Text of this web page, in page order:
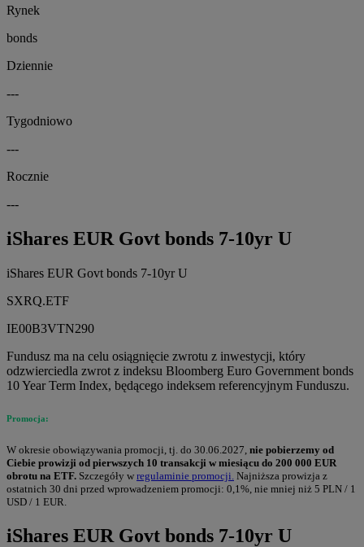
Rynek
bonds
Dziennie
---
Tygodniowo
---
Rocznie
---
iShares EUR Govt bonds 7-10yr U
iShares EUR Govt bonds 7-10yr U
SXRQ.ETF
IE00B3VTN290
Fundusz ma na celu osiągnięcie zwrotu z inwestycji, który
odzwierciedla zwrot z indeksu Bloomberg Euro Government bonds
10 Year Term Index, będącego indeksem referencyjnym Funduszu.
Promocja:
W okresie obowiązywania promocji, tj. do 30.06.2027, nie pobierzemy od
Ciebie prowizji od pierwszych 10 transakcji w miesiącu do 200 000 EUR
obrotu na ETF. Szczegóły w regulaminie promocji. Najniższa prowizja z
ostatnich 30 dni przed wprowadzeniem promocji: 0,1%, nie mniej niż 5 PLN / 1
USD / 1 EUR.
iShares EUR Govt bonds 7-10yr U